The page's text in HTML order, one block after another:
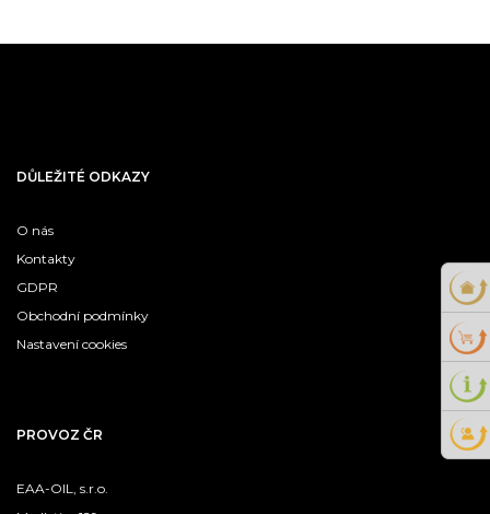
DŮLEŽITÉ ODKAZY
O nás
Kontakty
GDPR
Obchodní podmínky
Nastavení cookies
PROVOZ ČR
EAA-OIL, s.r.o.